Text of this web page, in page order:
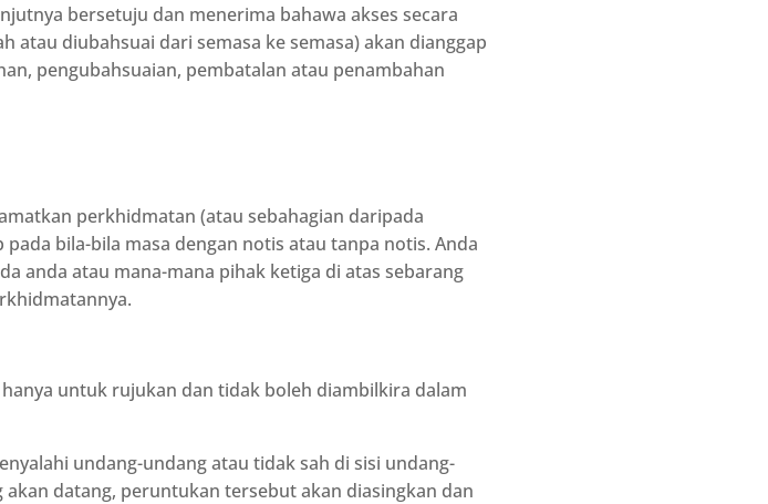
bersetuju dan menerima bahawa akses secara
atau diubahsuai dari semasa ke semasa) akan dianggap
pengubahsuaian, pembatalan atau penambahan
perkhidmatan (atau sebahagian daripada
bila-bila masa dengan notis atau tanpa notis. Anda
anda atau mana-mana pihak ketiga di atas sebarang
untuk rujukan dan tidak boleh diambilkira dalam
undang-undang atau tidak sah di sisi undang-
datang, peruntukan tersebut akan diasingkan dan